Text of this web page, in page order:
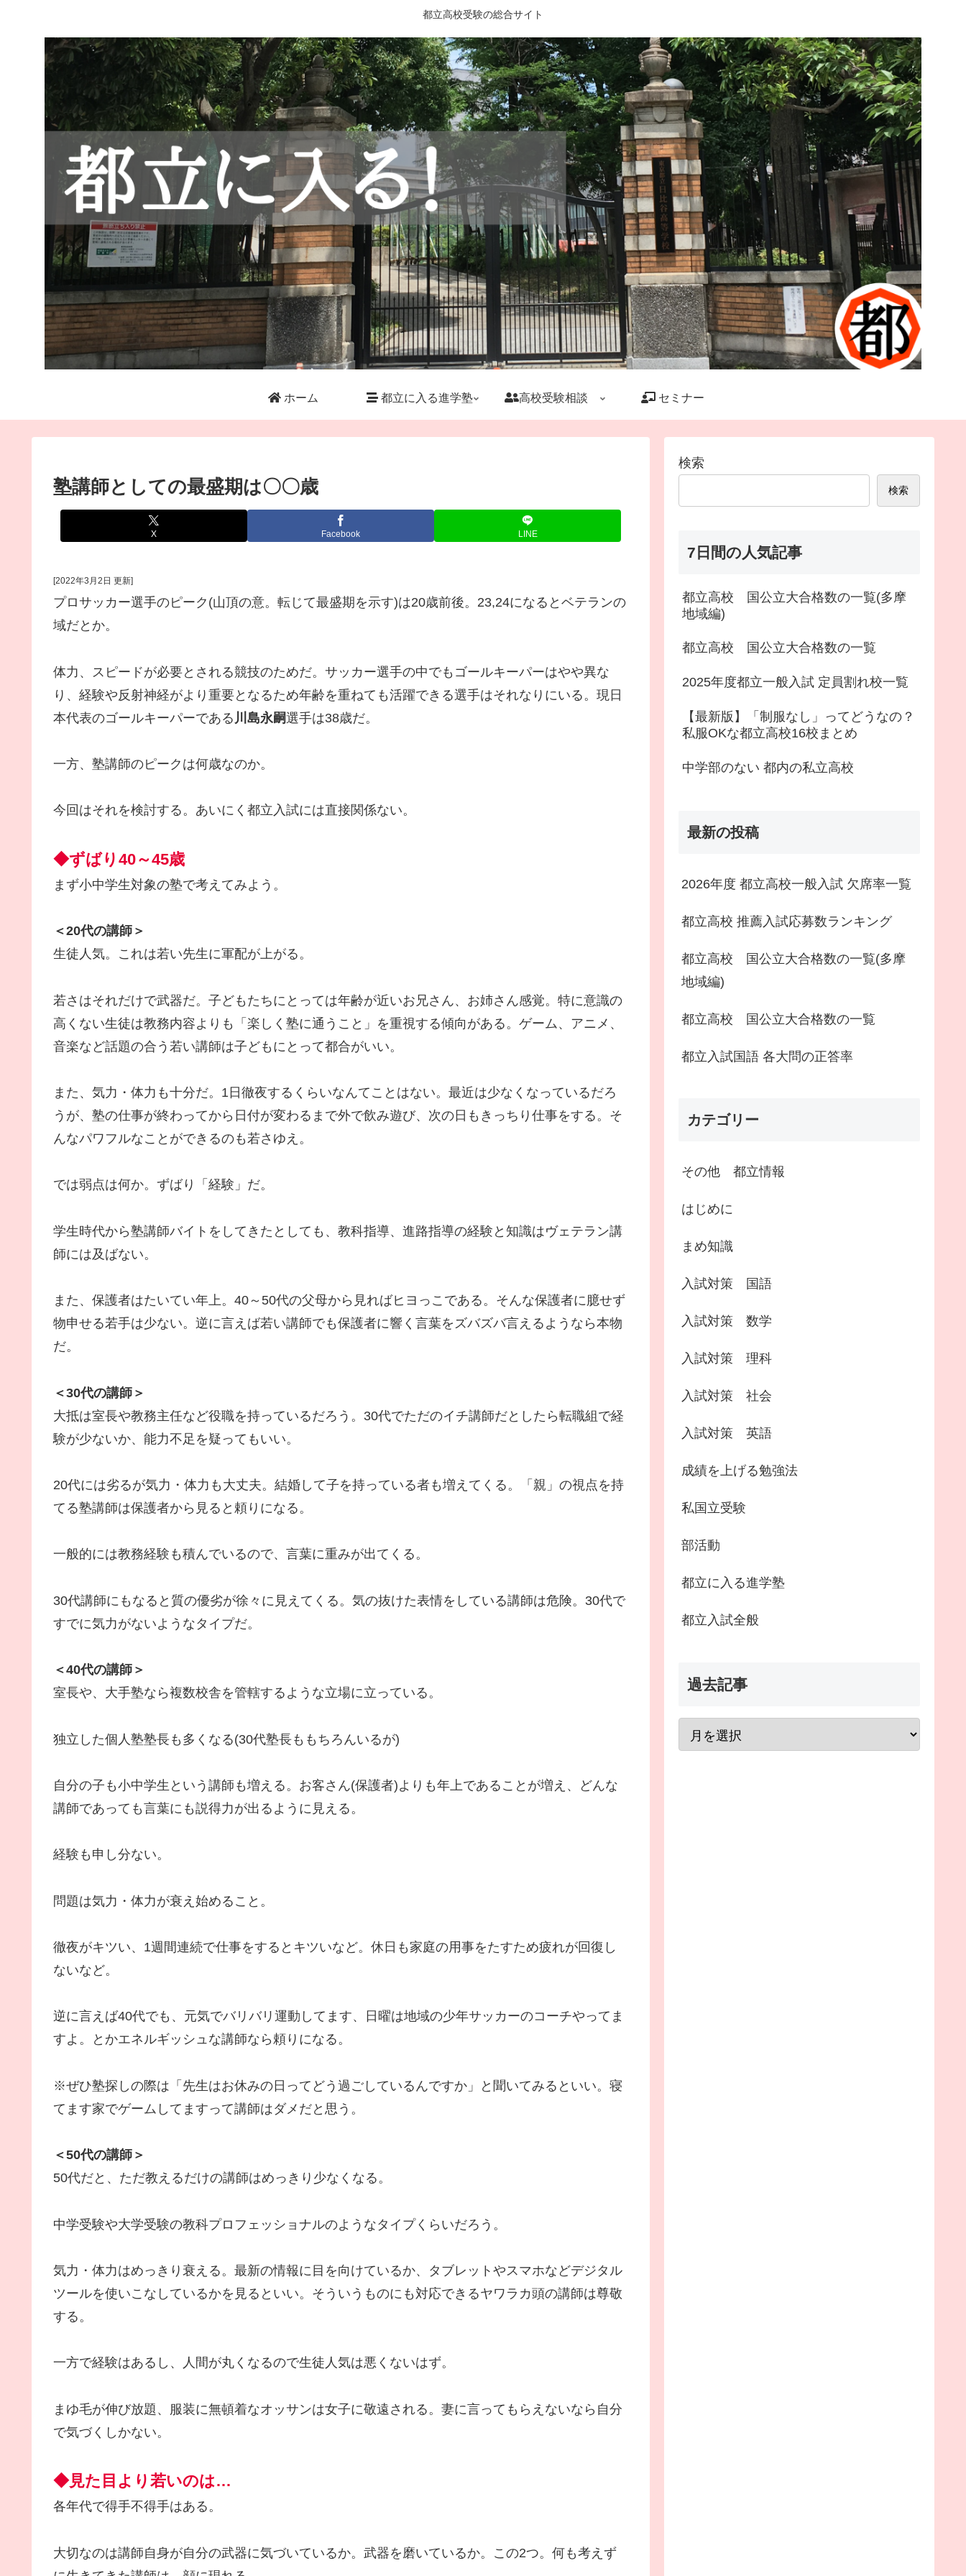
都立高校受験の総合サイト
ホーム 都立に入る進学塾 高校受験相談 セミナー
塾講師としての最盛期は〇〇歳
X Facebook LINE
[2022年3月2日 更新]
プロサッカー選手のピーク(山頂の意。転じて最盛期を示す)は20歳前後。23,24になるとベテランの
域だとか。
体力、スピードが必要とされる競技のためだ。サッカー選手の中でもゴールキーパーはやや異な
り、経験や反射神経がより重要となるため年齢を重ねても活躍できる選手はそれなりにいる。現日
本代表のゴールキーパーである 川島永嗣選手は38歳だ。
一方、塾講師のピークは何歳なのか。
今回はそれを検討する。あいにく都立入試には直接関係ない。
◆ずばり40～45歳
まず小中学生対象の塾で考えてみよう。
＜20代の講師＞
生徒人気。これは若い先生に軍配が上がる。
若さはそれだけで武器だ。子どもたちにとっては年齢が近いお兄さん、お姉さん感覚。特に意識の
高くない生徒は教務内容よりも「楽しく塾に通うこと」を重視する傾向がある。ゲーム、アニメ、
音楽など話題の合う若い講師は子どもにとって都合がいい。
また、気力・体力も十分だ。1日徹夜するくらいなんてことはない。最近は少なくなっているだろ
うが、塾の仕事が終わってから日付が変わるまで外で飲み遊び、次の日もきっちり仕事をする。そ
んなパワフルなことができるのも若さゆえ。
では弱点は何か。ずばり「経験」だ。
学生時代から塾講師バイトをしてきたとしても、教科指導、進路指導の経験と知識はヴェテラン講
師には及ばない。
また、保護者はたいてい年上。40～50代の父母から見ればヒヨっこである。そんな保護者に臆せず
物申せる若手は少ない。逆に言えば若い講師でも保護者に響く言葉をズバズバ言えるようなら本物
だ。
＜30代の講師＞
大抵は室長や教務主任など役職を持っているだろう。30代でただのイチ講師だとしたら転職組で経
験が少ないか、能力不足を疑ってもいい。
20代には劣るが気力・体力も大丈夫。結婚して子を持っている者も増えてくる。「親」の視点を持
てる塾講師は保護者から見ると頼りになる。
一般的には教務経験も積んでいるので、言葉に重みが出てくる。
30代講師にもなると質の優劣が徐々に見えてくる。気の抜けた表情をしている講師は危険。30代で
すでに気力がないようなタイプだ。
＜40代の講師＞
室長や、大手塾なら複数校舎を管轄するような立場に立っている。
独立した個人塾塾長も多くなる(30代塾長ももちろんいるが)
自分の子も小中学生という講師も増える。お客さん(保護者)よりも年上であることが増え、どんな
講師であっても言葉にも説得力が出るように見える。
経験も申し分ない。
問題は気力・体力が衰え始めること。
徹夜がキツい、1週間連続で仕事をするとキツいなど。休日も家庭の用事をたすため疲れが回復し
ないなど。
逆に言えば40代でも、元気でバリバリ運動してます、日曜は地域の少年サッカーのコーチやってま
すよ。とかエネルギッシュな講師なら頼りになる。
※ぜひ塾探しの際は「先生はお休みの日ってどう過ごしているんですか」と聞いてみるといい。寝
てます家でゲームしてますって講師はダメだと思う。
＜50代の講師＞
50代だと、ただ教えるだけの講師はめっきり少なくなる。
中学受験や大学受験の教科プロフェッショナルのようなタイプくらいだろう。
気力・体力はめっきり衰える。最新の情報に目を向けているか、タブレットやスマホなどデジタル
ツールを使いこなしているかを見るといい。そういうものにも対応できるヤワラカ頭の講師は尊敬
する。
一方で経験はあるし、人間が丸くなるので生徒人気は悪くないはず。
まゆ毛が伸び放題、服装に無頓着なオッサンは女子に敬遠される。妻に言ってもらえないなら自分
で気づくしかない。
◆見た目より若いのは…
各年代で得手不得手はある。
大切なのは講師自身が自分の武器に気づいているか。武器を磨いているか。この2つ。何も考えず
検索
検索
7日間の人気記事
都立高校 国公立大合格数の一覧(多摩
地域編)
都立高校 国公立大合格数の一覧
2025年度都立一般入試 定員割れ校一覧
【最新版】「制服なし」ってどうなの？
私服OKな都立高校16校まとめ
中学部のない 都内の私立高校
最新の投稿
2026年度 都立高校一般入試 欠席率一覧
都立高校 推薦入試応募数ランキング
都立高校 国公立大合格数の一覧(多摩
地域編)
都立高校 国公立大合格数の一覧
都立入試国語 各大問の正答率
カテゴリー
その他 都立情報
はじめに
まめ知識
入試対策 国語
入試対策 数学
入試対策 理科
入試対策 社会
入試対策 英語
成績を上げる勉強法
私国立受験
部活動
都立に入る進学塾
都立入試全般
過去記事